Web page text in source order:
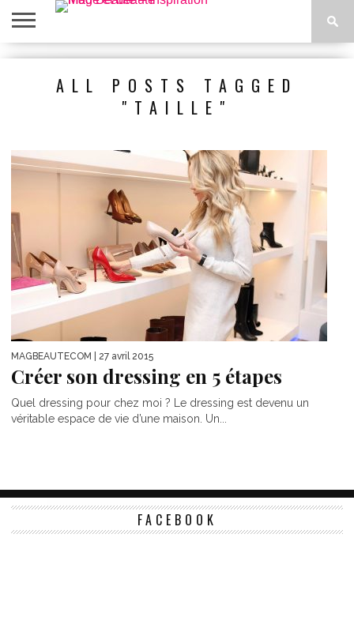
ACCUEIL
ALL POSTS TAGGED
"TAILLE"
MAGBEAUTECOM | 27 avril 2015
Créer son dressing en 5 étapes
Quel dressing pour chez moi ? Le dressing est devenu un
véritable espace de vie d’une maison. Un...
FACEBOOK